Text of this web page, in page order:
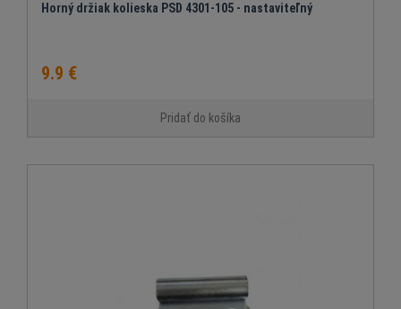
Horný držiak kolieska PSD 4301-105 - nastaviteľný
9.9 €
Pridať do košíka